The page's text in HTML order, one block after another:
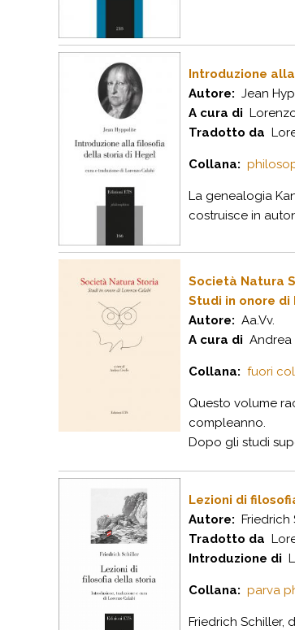
Introduzione
Autore: Jean
A cura di
Tradotto da
Collana:
La genealogia
costruisce in
Società Natura
Studi in onore di
Autore: Aa.Vv.
A cura di Andrea
Collana: fuori
Questo volume
compleanno.
Dopo gli studi
Lezioni di
Autore: Friedrich
Tradotto da
Introduzione di
Collana: parva
Friedrich Schiller,